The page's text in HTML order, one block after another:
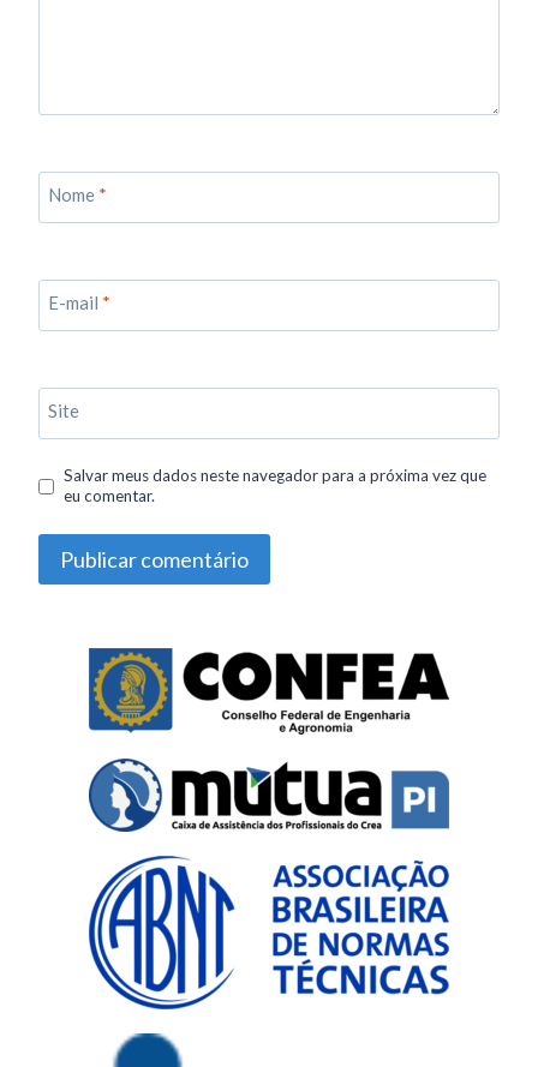
Nome *
E-mail *
Site
Salvar meus dados neste navegador para a próxima vez que
eu comentar.